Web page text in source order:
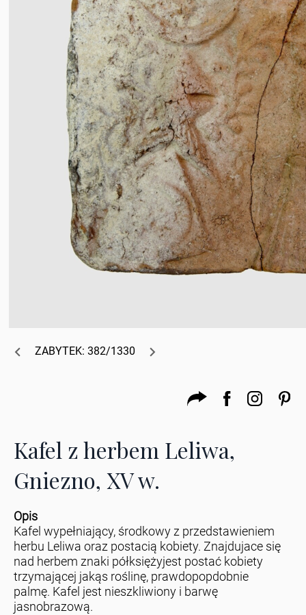
ZABYTEK: 382/1330
Kafel z herbem Leliwa,
Gniezno, XV w.
Opis
Kafel wypełniający, środkowy z przedstawieniem
herbu Leliwa oraz postacią kobiety. Znajdujace się
nad herbem znaki półksiężyjest postać kobiety
trzymającej jakąs roślinę, prawdopopdobnie
palmę. Kafel jest nieszkliwiony i barwę
jasnobrazową.